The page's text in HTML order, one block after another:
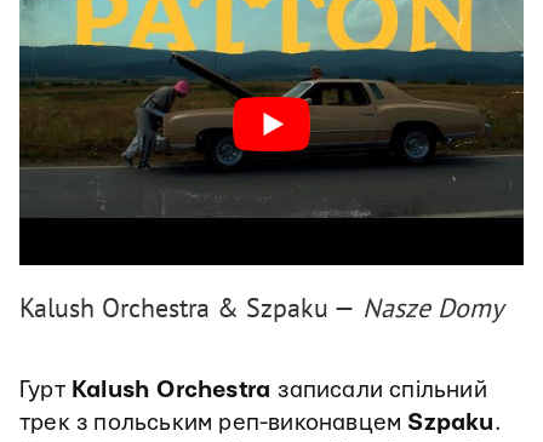
Kalush Orchestra & Szpaku — Nasze Domy
Гурт Kalush Orchestra записали спільний
трек з польським реп-виконавцем Szpaku.